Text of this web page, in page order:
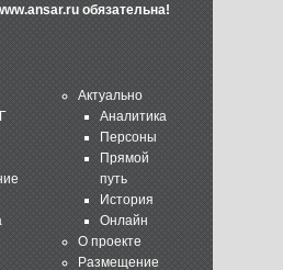
обязательна!
Актуально
Аналитика
Персоны
Прямой
путь
История
Онлайн
О проекте
Размещение